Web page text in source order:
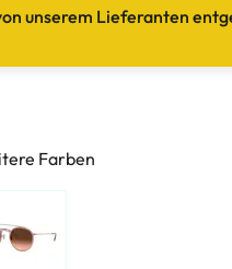
weiteres Zubehör
unserem Lieferanten
Farben